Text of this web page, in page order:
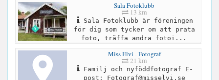
Sala Fotoklubb
13 km
Sala Fotoklubb är föreningen
för dig som tycker om att prata
foto, träffa andra fotoi...
Miss Elvi - Fotograf
21 km
Familj och nyföddfotograf E-
post: Fotograf@misselvi.se